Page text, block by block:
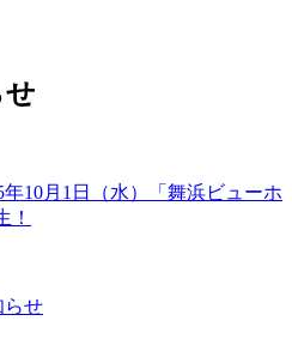
10月1日（水）「舞浜ビューホ
！
らせ